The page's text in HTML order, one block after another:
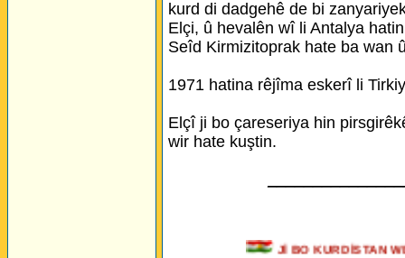
kurd di dadgehê de bi
Elçi, û hevalên wî li Antalya
Seîd Kirmizitoprak hate ba wan
1971 hatina rêjîma eskerî li
Elçî ji bo çareseriya hin
wir hate kuştin.
Jİ BO